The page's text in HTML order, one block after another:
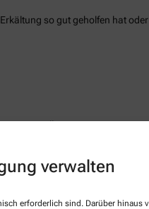
verwalten
erforderlich sind. Darüber hinaus
so gut geholfen hat
erstellen.